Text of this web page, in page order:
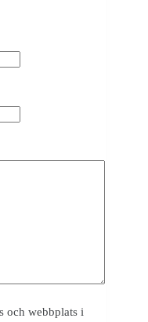
och webbplats i